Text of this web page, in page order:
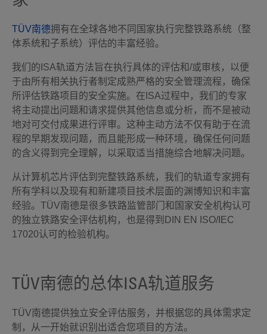
TÜV南德拥有在全球各地不同国家执行完整铁路系统（整
体系统和子系统）评估的丰富经验。
我们的ISA轨道方法旨在执行具体的评估和/或审核，以便
于由所有相关执行者制定成熟严格的安全管理流程，确保
所评估铁路项目的安全实施。在ISA过程中，我们的专家
将主动提出问题和请求提供其他信息或分析，而不是被动
地对可交付成果进行评审。这种主动方法不仅有助于在流
程的早期发现问题，而且能形成一种环境，确保任何问题
的含义得到完全理解，以采取适当措施综合地解决问题。
从计算机芯片评估到完整铁路系统，我们的轨道专家拥有
所有学科以及现有和新建项目技术层面的渊博知识和丰富
经验。TÜV南德是很多铁路监管部门和国家安全机构认可
的独立铁路安全评估机构，也是得到DIN EN ISO/IEC
17020认可的检验机构。
TÜV南德的总体ISA轨道服务
TÜV南德提供独立安全评估服务，并根据您的具体需求定
制，从一开始就识别出适合您项目的方法。